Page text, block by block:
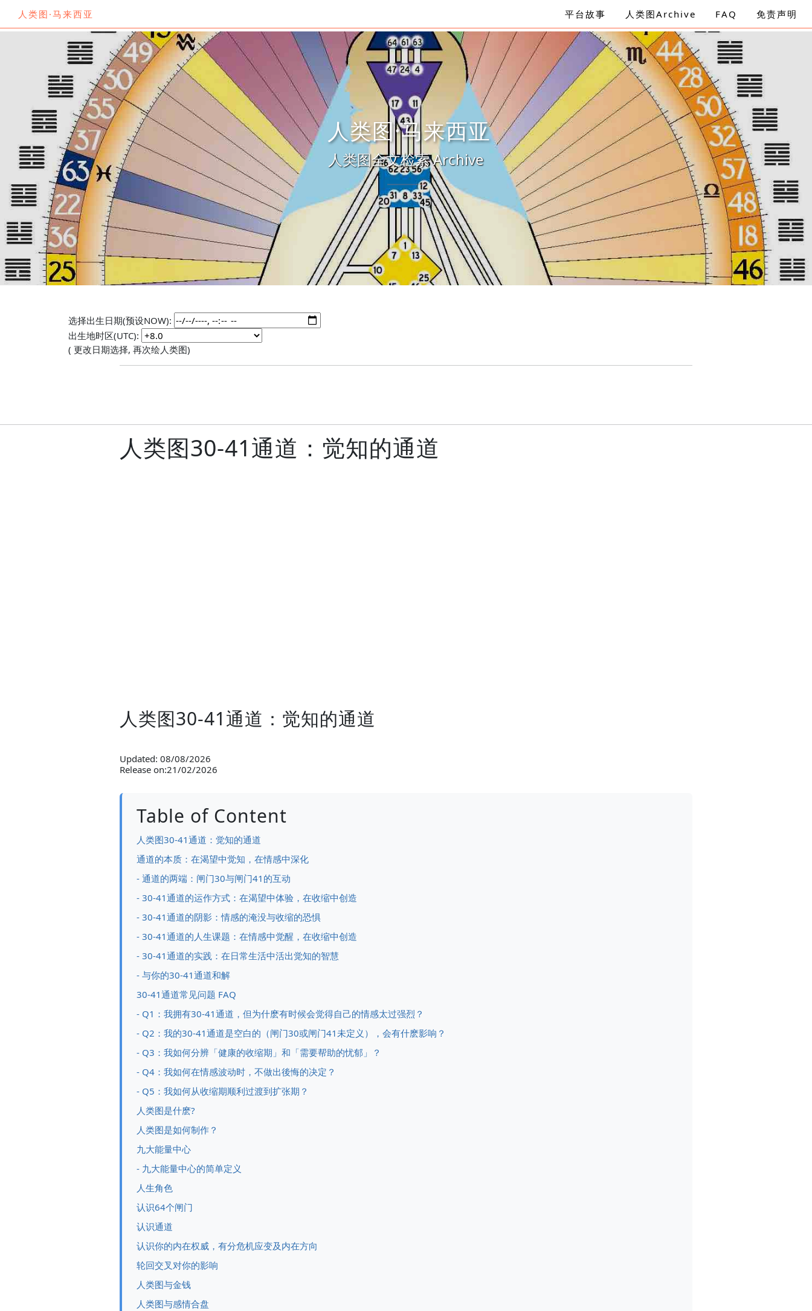
人类图·马来西亚 平台故事 人类图Archive FAQ 免责声明
人类图·马来西亚
人类图全文检索 Archive
选择出生日期(预设NOW):
出生地时区(UTC):
( 更改日期选择, 再次绘人类图)
人类图30-41通道：觉知的通道
人类图30-41通道：觉知的通道
Updated: 08/08/2026
Release on:21/02/2026
Table of Content
人类图30-41通道：觉知的通道
通道的本质：在渴望中觉知，在情感中深化
- 通道的两端：闸门30与闸门41的互动
- 30-41通道的运作方式：在渴望中体验，在收缩中创造
- 30-41通道的阴影：情感的淹没与收缩的恐惧
- 30-41通道的人生课题：在情感中觉醒，在收缩中创造
- 30-41通道的实践：在日常生活中活出觉知的智慧
- 与你的30-41通道和解
30-41通道常见问题 FAQ
- Q1：我拥有30-41通道，但为什麽有时候会觉得自己的情感太过强烈？
- Q2：我的30-41通道是空白的（闸门30或闸门41未定义），会有什麽影响？
- Q3：我如何分辨「健康的收缩期」和「需要帮助的忧郁」？
- Q4：我如何在情感波动时，不做出後悔的决定？
- Q5：我如何从收缩期顺利过渡到扩张期？
人类图是什麽?
人类图是如何制作？
九大能量中心
- 九大能量中心的简单定义
人生角色
认识64个闸门
认识通道
认识你的内在权威，有分危机应变及内在方向
轮回交叉对你的影响
人类图与金钱
人类图与感情合盘